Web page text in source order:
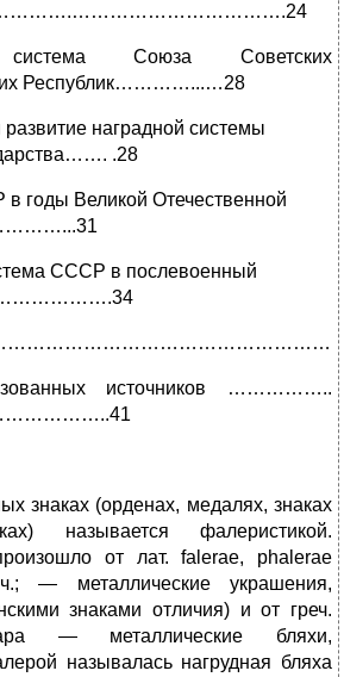
система Союза Советских
Республик…………...…28
развитие наградной системы
.28
годы Великой Отечественной
СССР в послевоенный
источников ……………..
знаках (орденах, медалях, знаках
называется фалеристикой.
от лат. falerae, phalerae
— металлические украшения,
знаками отличия) и от греч.
— металлические бляхи,
называлась нагрудная бляха